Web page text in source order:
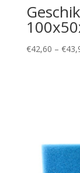
€42,60 – €